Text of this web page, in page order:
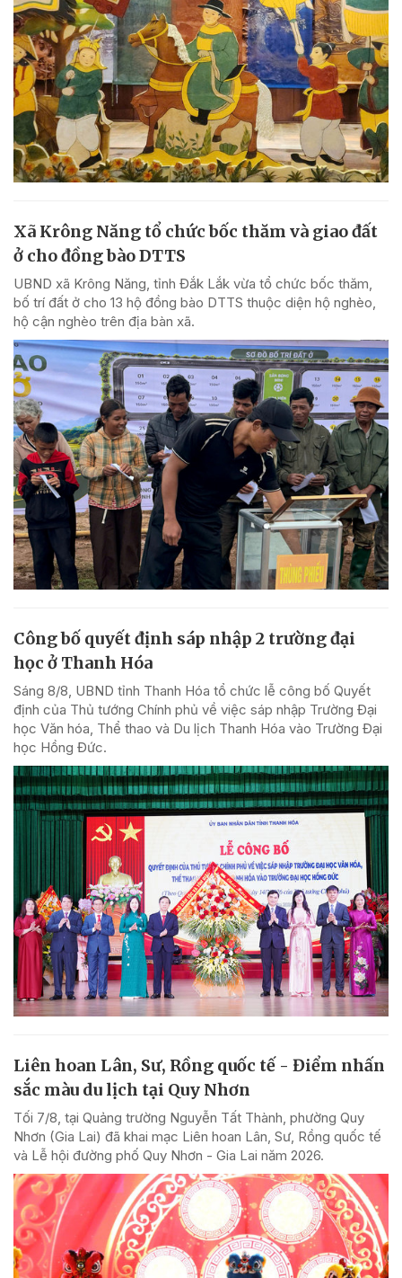
Xã Krông Năng tổ chức bốc thăm và giao đất
ở cho đồng bào DTTS
UBND xã Krông Năng, tỉnh Đắk Lắk vừa tổ chức bốc thăm,
bố trí đất ở cho 13 hộ đồng bào DTTS thuộc diện hộ nghèo,
hộ cận nghèo trên địa bàn xã.
Công bố quyết định sáp nhập 2 trường đại
học ở Thanh Hóa
Sáng 8/8, UBND tỉnh Thanh Hóa tổ chức lễ công bố Quyết
định của Thủ tướng Chính phủ về việc sáp nhập Trường Đại
học Văn hóa, Thể thao và Du lịch Thanh Hóa vào Trường Đại
học Hồng Đức.
Liên hoan Lân, Sư, Rồng quốc tế - Điểm nhấn
sắc màu du lịch tại Quy Nhơn
Tối 7/8, tại Quảng trường Nguyễn Tất Thành, phường Quy
Nhơn (Gia Lai) đã khai mạc Liên hoan Lân, Sư, Rồng quốc tế
và Lễ hội đường phố Quy Nhơn - Gia Lai năm 2026.